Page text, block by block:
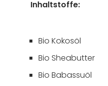
Inhaltstoffe:
Bio Kokosöl
Bio Sheabutter
Bio Babassuöl